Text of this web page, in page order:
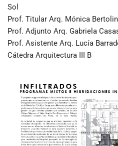
Sol
Prof. Titular Arq. Mónica
Prof. Adjunto Arq. Gabriela
Prof. Asistente Arq. Lucía
Cátedra Arquitectura III B